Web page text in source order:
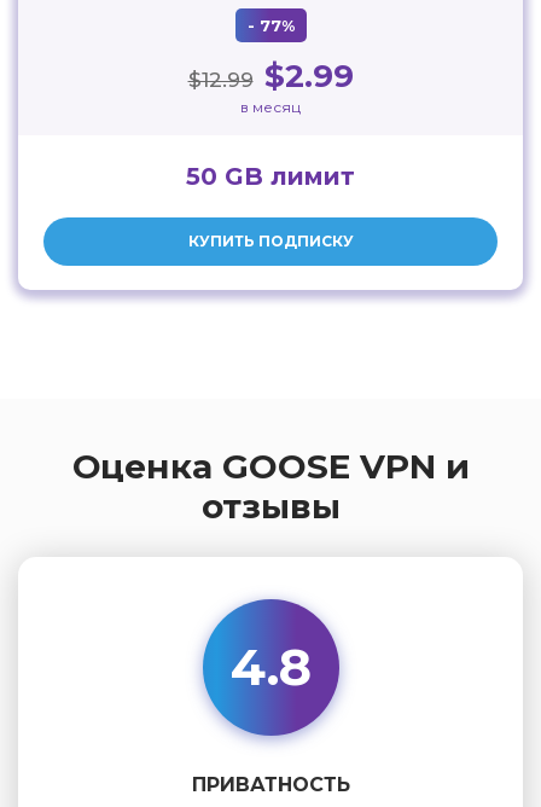
- 77%
$12.99 $2.99
в месяц
50 GB лимит
КУПИТЬ ПОДПИСКУ
Оценка GOOSE VPN и
отзывы
4.8
ПРИВАТНОСТЬ